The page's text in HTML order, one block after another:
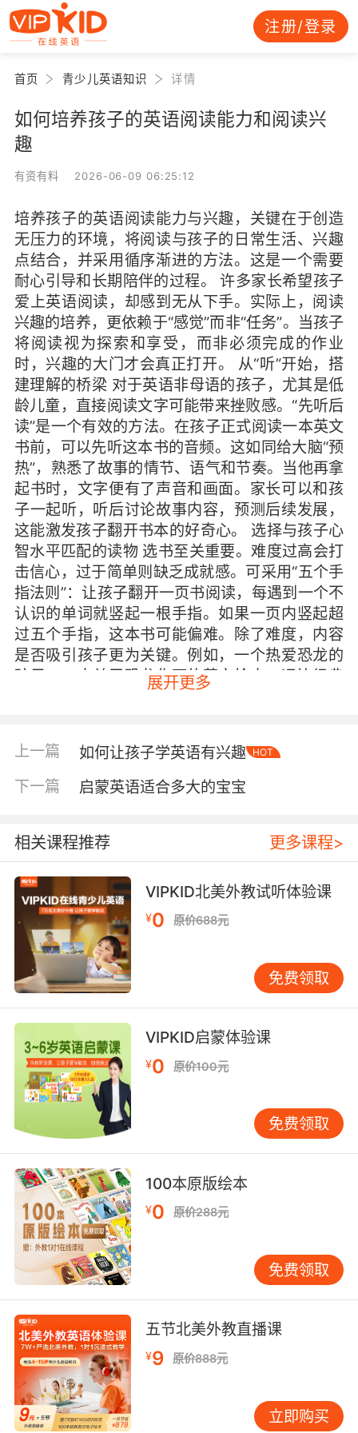
注册/登录
首页 青少儿英语知识 详情
如何培养孩子的英语阅读能力和阅读兴
趣
有资有料 2026-06-09 06:25:12
培养孩子的英语阅读能力与兴趣，关键在于创造
无压力的环境，将阅读与孩子的日常生活、兴趣
点结合，并采用循序渐进的方法。这是一个需要
耐心引导和长期陪伴的过程。 许多家长希望孩子
爱上英语阅读，却感到无从下手。实际上，阅读
兴趣的培养，更依赖于“感觉”而非“任务”。当孩子
将阅读视为探索和享受，而非必须完成的作业
时，兴趣的大门才会真正打开。 从“听”开始，搭
建理解的桥梁 对于英语非母语的孩子，尤其是低
龄儿童，直接阅读文字可能带来挫败感。“先听后
读”是一个有效的方法。在孩子正式阅读一本英文
书前，可以先听这本书的音频。这如同给大脑“预
热”，熟悉了故事的情节、语气和节奏。当他再拿
起书时，文字便有了声音和画面。家长可以和孩
子一起听，听后讨论故事内容，预测后续发展，
这能激发孩子翻开书本的好奇心。 选择与孩子心
智水平匹配的读物 选书至关重要。难度过高会打
击信心，过于简单则缺乏成就感。可采用“五个手
指法则”：让孩子翻开一页书阅读，每遇到一个不
认识的单词就竖起一根手指。如果一页内竖起超
过五个手指，这本书可能偏难。除了难度，内容
是否吸引孩子更为关键。例如，一个热爱恐龙的
孩子，一本关于恐龙化石的英文绘本，远比经典
童话更能吸引他。观察孩子的兴趣点，是选择读
不应将英语阅读设定为每天必须完成的“任务”。
可以使其更自然、更生活化。例如，准备晚餐
时，请孩子念出食谱上的英文步骤；逛超市时，
一起寻找商品包装上的英文单词；睡前故事时
部分，而非孤立的学习环节时，孩子的抵触情绪
会大大降低。 亲子共读与互动讨论的价值 在孩子
独立阅读能力形成前，亲子共读是最佳方式。家
长不必担心自己的英语发音，重要的是传递阅读
的乐趣和互动的温暖。可以采取“我读一页，你读
一页”，或家长读文字，孩子观察图画并描述细
节。读完后，不必急于提问“故事讲了什么道
理”，而是开放讨论：“你最喜欢哪个角色？为什
么？”“如果是你，你会怎么做？”这样的讨论鼓励
孩子思考并表达观点，让阅读从被动接收信息，
转变为主动的思维活动。 利用分级阅读体系，搭
建进步的阶梯 对于系统提升阅读能力，分级读物
是非常实用的工具。这些读物根据词汇量、句子
长度和语法复杂度科学分级，如同为孩子搭建稳
步上升的台阶。从最初级的以图画为主、每页只
有一两个单词的书开始，孩子能迅速获得“我能读
完一本英文书”的成就感。随着级别提升，文字逐
渐增多，故事更复杂，孩子的阅读能力便在不知
不觉中得到扎实训练。家长需要观察孩子的状
态，适时提供适合其当前水平的下一级读物，既
不要长时间停留在舒适区，也不要拔苗助长。 创
造积极的阅读反馈 正向激励对保持兴趣至关重
要。这种激励不一定是物质奖励。可以制作“阅读
里程表”，每读完一本书，就和孩子一起贴贴纸或
做标记，直观展示阅读成果。可以定期举办“家庭
读书分享会”，让孩子介绍最近最喜欢的书。也可
以鼓励他把读到的故事画出来，或用简单道具表
演出来。这些活动将阅读成果外化，让孩子感受
到自己的努力被看见、被欣赏。 尊重孩子的阅读
展开更多
上一篇 如何让孩子学英语有兴趣 HOT
下一篇 启蒙英语适合多大的宝宝
相关课程推荐 更多课程>
VIPKID北美外教试听体验课
¥0 原价688元
免费领取
VIPKID启蒙体验课
¥0 原价100元
免费领取
100本原版绘本
¥0 原价288元
免费领取
五节北美外教直播课
¥9 原价888元
立即购买